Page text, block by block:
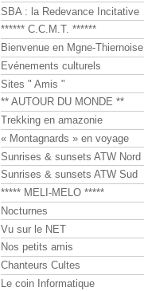
SBA : la Redevance Incitative
****** C.C.M.T. ******
Bienvenue en Mgne-Thiernoise
Evénements culturels
Sites " Amis "
** AUTOUR DU MONDE **
Trekking en amazonie
« Montagnards » en voyage
Sunrises & sunsets ATW Nord
Sunrises & sunsets ATW Sud
***** MELI-MELO *****
Nocturnes
Vu sur le NET
Nos petits amis
Chanteurs Cultes
Le coin Informatique